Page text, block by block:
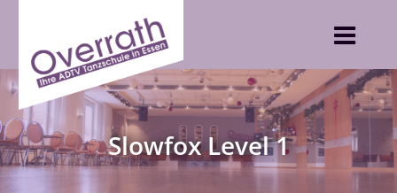
content
Slowfox Level 1